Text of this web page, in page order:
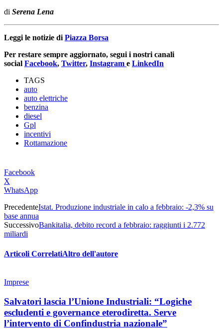
di Serena Lena
Leggi le notizie di Piazza Borsa
Per restare sempre aggiornato, segui i nostri canali
social Facebook, Twitter, Instagram e LinkedIn
TAGS
auto
auto elettriche
benzina
diesel
Gpl
incentivi
Rottamazione
Facebook
X
WhatsApp
PrecedenteIstat. Produzione industriale in calo a febbraio: -2,3% su
base annua
SuccessivoBankitalia, debito record a febbraio: raggiunti i 2.772
miliardi
Articoli CorrelatiAltro dell'autore
Imprese
Salvatori lascia l’Unione Industriali: “Logiche
escludenti e governance eterodiretta. Serve
l’intervento di Confindustria nazionale”